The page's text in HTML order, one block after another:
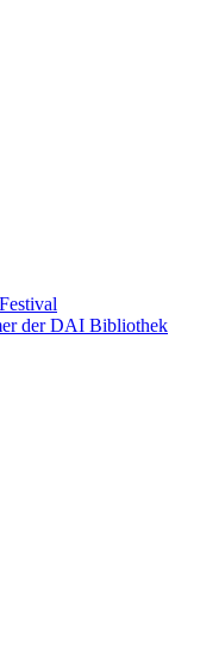
der DAI Bibliothek